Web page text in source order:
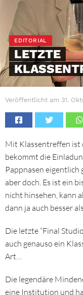
EDITORIAL
LETZTE
Veröffentlicht am 31.
Mit Klassentreffen ist
bekommt die
Pappnasen eigentlich
aber doch. Es ist ein
nicht hinsehen, kann
dann ja auch besser
Die letzte “Final
auch genauso ein
Art…
Die legendäre
eine Institution und